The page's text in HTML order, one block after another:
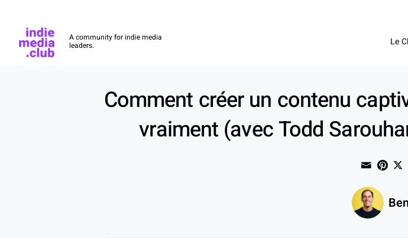
A community for indie media
leaders.
Le
Comment créer un contenu
vraiment (avec Todd
Print